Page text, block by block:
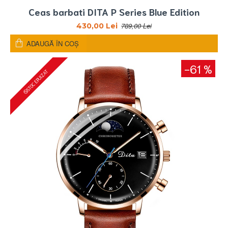
Ceas barbati DITA P Series Blue Edition
430,00 Lei 789,00 Lei
ADAUGĂ ÎN COŞ
-61 %
STOC EPUIZAT